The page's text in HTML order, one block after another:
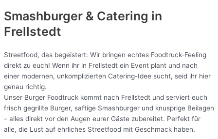
Smashburger & Catering in
Frellstedt
Streetfood, das begeistert: Wir bringen echtes Foodtruck-Feeling
direkt zu euch! Wenn ihr in Frellstedt ein Event plant und nach
einer modernen, unkomplizierten Catering-Idee sucht, seid ihr hier
genau richtig.
Unser Burger Foodtruck kommt nach Frellstedt und serviert euch
frisch gegrillte Burger, saftige Smashburger und knusprige Beilagen
– alles direkt vor den Augen eurer Gäste zubereitet. Perfekt für
alle, die Lust auf ehrliches Streetfood mit Geschmack haben.